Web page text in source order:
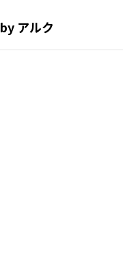
by アルク